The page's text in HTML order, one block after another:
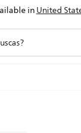
inUnited